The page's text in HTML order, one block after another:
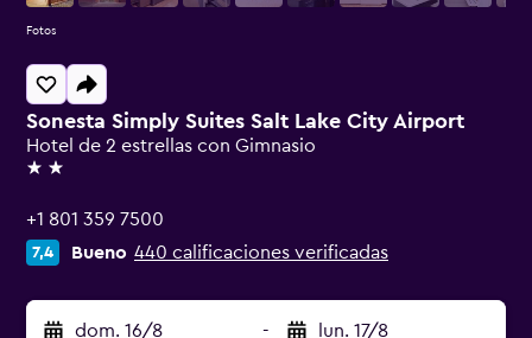
Sonesta Simply Suites Salt Lake City Airport
Hotel de 2 estrellas con Gimnasio
2 estrellas
+1 801 359 7500
7,4 Bueno 440 calificaciones verificadas
dom. 16/8 - lun. 17/8
Fotos